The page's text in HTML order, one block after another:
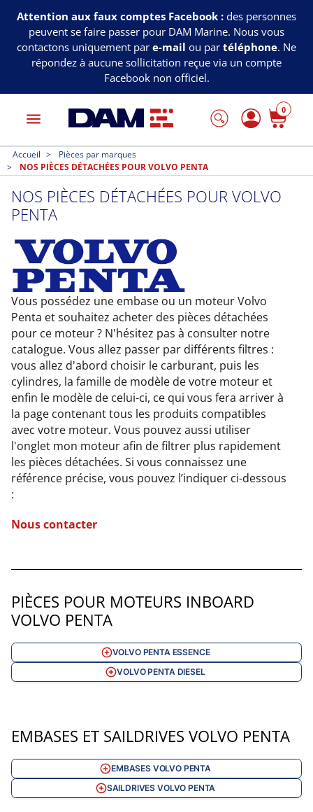
Attention aux faux comptes Facebook : des personnes
peuvent se faire passer pour DAM Marine. Nous vous
contactons uniquement par e-mail ou par téléphone. Ne
répondez à aucune sollicitation reçue via un compte
Facebook non officiel.
menu
0
Accueil
Pièces par marques
NOS PIÈCES DÉTACHÉES POUR VOLVO PENTA
NOS PIÈCES DÉTACHÉES POUR VOLVO
PENTA
Vous possédez une embase ou un moteur Volvo
Penta et souhaitez acheter des pièces détachées
pour ce moteur ? N'hésitez pas à consulter notre
catalogue. Vous allez passer par différents filtres :
vous allez d'abord choisir le carburant, puis les
cylindres, la famille de modèle de votre moteur et
enfin le modèle de celui-ci, ce qui vous fera arriver à
la page contenant tous les produits compatibles
avec votre moteur. Vous pouvez aussi utiliser
l'onglet mon moteur afin de filtrer plus rapidement
les pièces détachées. Si vous connaissez une
référence précise, vous pouvez l’indiquer ci-dessous
:
Nous contacter
PIÈCES POUR MOTEURS INBOARD
VOLVO PENTA
VOLVO PENTA ESSENCE
VOLVO PENTA DIESEL
EMBASES ET SAILDRIVES VOLVO PENTA
EMBASES VOLVO PENTA
SAILDRIVES VOLVO PENTA